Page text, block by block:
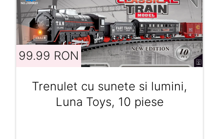
99.99 RON
Trenulet cu sunete si lumini,
Luna Toys, 10 piese